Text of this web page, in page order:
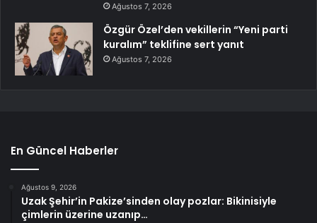
Ağustos 7, 2026
Özgür Özel’den vekillerin “Yeni parti
kuralım” teklifine sert yanıt
Ağustos 7, 2026
En Güncel Haberler
Ağustos 9, 2026
Uzak Şehir’in Pakize’sinden olay pozlar: Bikinisiyle
çimlerin üzerine uzanıp…